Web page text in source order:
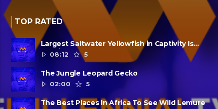
TOP RATED
Largest Saltwater Yellowfish in Captivity Is
Dead
08:12 5
The Jungle Leopard Gecko
02:00
5
The Best Places In Africa To See Wild Lemure